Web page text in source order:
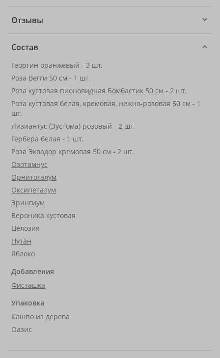
Отзывы
Состав
Георгин оранжевый - 3 шт.
Роза Вегги 50 см - 1 шт.
Роза кустовая пионовидная Бомбастик 50 см - 2 шт.
Роза кустовая белая, кремовая, нежно-розовая 50 см - 1
шт.
Лизиантус (Эустома) розовый - 2 шт.
Гербера белая - 1 шт.
Роза Эквадор кремовая 50 см - 2 шт.
Озотамнус
Орнитогалум
Оксипеталум
Эрингиум
Вероника кустовая
Целозия
Нутан
Яблоко
Добавления
Фисташка
Упаковка
Кашпо из дерева
Оазис